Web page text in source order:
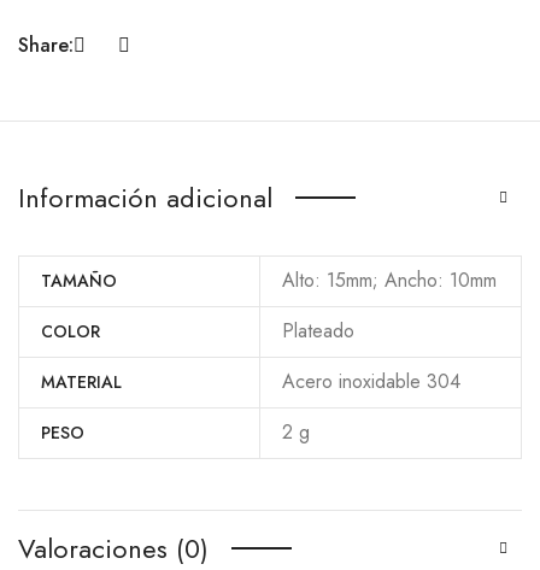
Share:
Información adicional
TAMAÑO Alto: 15mm; Ancho: 10mm
COLOR Plateado
MATERIAL Acero inoxidable 304
PESO 2 g
Valoraciones (0)